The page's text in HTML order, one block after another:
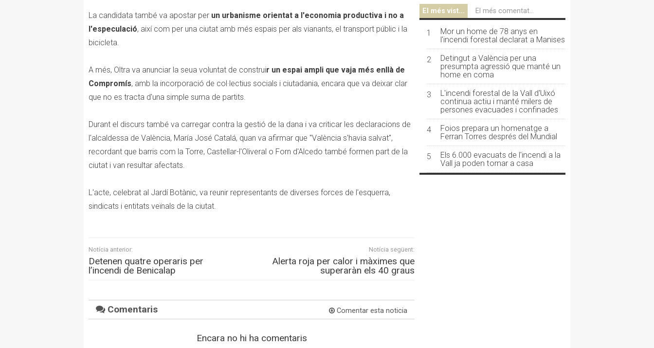
La candidata també va apostar per un urbanisme orientat a l'economia productiva i no a
l'especulació, així com per una ciutat amb més espais per als vianants, el transport públic i la
bicicleta.
A més, Oltra va anunciar la seua voluntat de construir un espai ampli que vaja més enllà de
Compromís, amb la incorporació de col·lectius socials i ciutadania, encara que va deixar clar
que no es tracta d'una simple suma de partits.
Durant el discurs també va carregar contra la gestió de la dana i va criticar les declaracions de
l'alcaldessa de València, María José Catalá, quan va afirmar que "València s'havia salvat",
recordant que barris com la Torre, Castellar-l'Oliveral o Forn d'Alcedo també formen part de la
ciutat i van resultar afectats.
L'acte, celebrat al Jardí Botànic, va reunir representants de diverses forces de l'esquerra,
sindicats i entitats veïnals de la ciutat.
Notícia anterior:
Detenen quatre operaris per
l’incendi de Benicalap
Notícia següent:
Alerta roja per calor i màximes que
superaràn els 40 graus
Comentaris Comentar esta noticia
Encara no hi ha comentaris
El més vist... El més comentat...
1
Mor un home de 78 anys en
l'incendi forestal declarat a Manises
2
Detingut a València per una
presumpta agressió que manté un
home en coma
3
L'incendi forestal de la Vall d'Uixó
continua actiu i manté milers de
persones evacuades i confinades
4
Foios prepara un homenatge a
Ferran Torres després del Mundial
5
Els 6.000 evacuats de l'incendi a la
Vall ja poden tornar a casa